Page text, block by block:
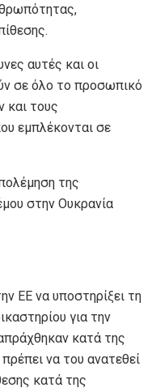
αυτές και οι
σε όλο το προσωπικό
τους
εμπλέκονται σε
της
στην Ουκρανία
ΕΕ να υποστηρίξει τη
για την
κατά της
να του ανατεθεί
κατά της